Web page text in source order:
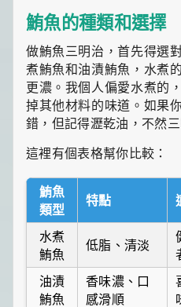
天
發
現
一
點
生
活
小
確
幸，
讓
平
子
發
光！
鮪魚的種類和選擇
做鮪魚三明治，首先得選
煮鮪魚和油漬鮪魚，水煮
更濃。我個人偏愛水煮的
掉其他材料的味道。如果
錯，但記得瀝乾油，不然
這裡有個表格幫你比較：
鮪魚
類型
特點
水煮
鮪魚
低脂、清淡
油漬
鮪魚
香味濃、口
感滑順